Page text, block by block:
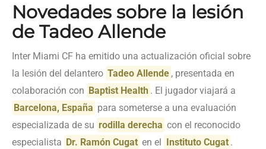
Novedades sobre la lesión
de Tadeo Allende
Inter Miami CF ha emitido una actualización oficial sobre
la lesión del delantero Tadeo Allende , presentada en
colaboración con Baptist Health . El jugador viajará a
Barcelona, España para someterse a una evaluación
especializada de su rodilla derecha con el reconocido
especialista Dr. Ramón Cugat en el Instituto Cugat .